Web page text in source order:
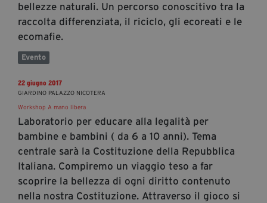
bellezze naturali. Un percorso conoscitivo tra la
raccolta differenziata, il riciclo, gli ecoreati e le
ecomafie.
Evento
22 giugno 2017
GIARDINO PALAZZO NICOTERA
Workshop A mano libera
Laboratorio per educare alla legalità per
bambine e bambini ( da 6 a 10 anni). Tema
centrale sarà la Costituzione della Repubblica
Italiana. Compiremo un viaggio teso a far
scoprire la bellezza di ogni diritto contenuto
nella nostra Costituzione. Attraverso il gioco si